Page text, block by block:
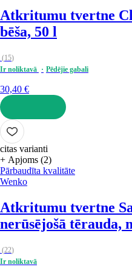
Atkritumu tvertne
bēša, 50 l
(15)
Ir noliktavā
Pēdējie gabali
30,40 €
LIKT GROZĀ
citas varianti
+ Apjoms (2)
Pārbaudīta kvalitāte
Wenko
Atkritumu tvertne
nerūsējošā tērauda,
(22)
Ir noliktavā